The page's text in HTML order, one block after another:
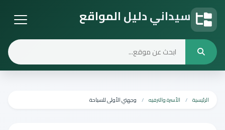
سيداني دليل المواقع
الرئيسية الأسرة والترفيه وجهتي الأولى للسياحة